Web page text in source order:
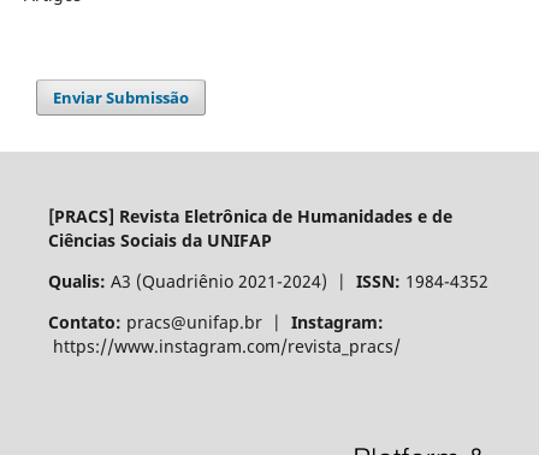
Enviar Submissão
[PRACS] Revista Eletrônica de Humanidades e de
Ciências Sociais da UNIFAP
Qualis: A3 (Quadriênio 2021-2024) | ISSN: 1984-4352
Contato: pracs@unifap.br | Instagram:
https://www.instagram.com/revista_pracs/